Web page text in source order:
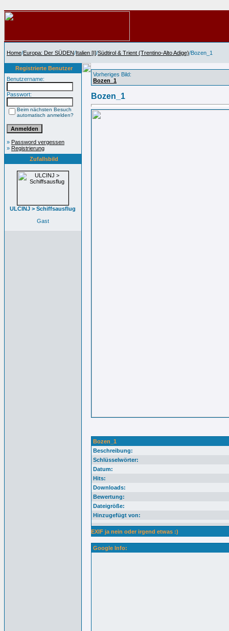
Home/Europa: Der SÜDEN/Italien [I]/Südtirol & Trient (Trentino-Alto Adige)/Bozen_1
Registrierte Benutzer
Benutzername:
Passwort:
Beim nächsten Besuch
automatisch anmelden?
» Password vergessen
» Registrierung
Zufallsbild
ULCINJ > Schiffsausflug
Gast
Vorheriges Bild:
Bozen_1
Bozen_1
Bozen_1
Beschreibung:
Schlüsselwörter:
Datum:
Hits:
Downloads:
Bewertung:
Dateigröße:
Hinzugefügt von:
EXIF ja nein oder irgend etwas :)
Google Info: